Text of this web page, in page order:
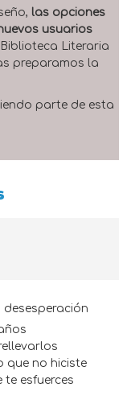
las opciones
usuarios
Literaria
preparamos la
parte de esta
desesperación
que no hiciste
esfuerces